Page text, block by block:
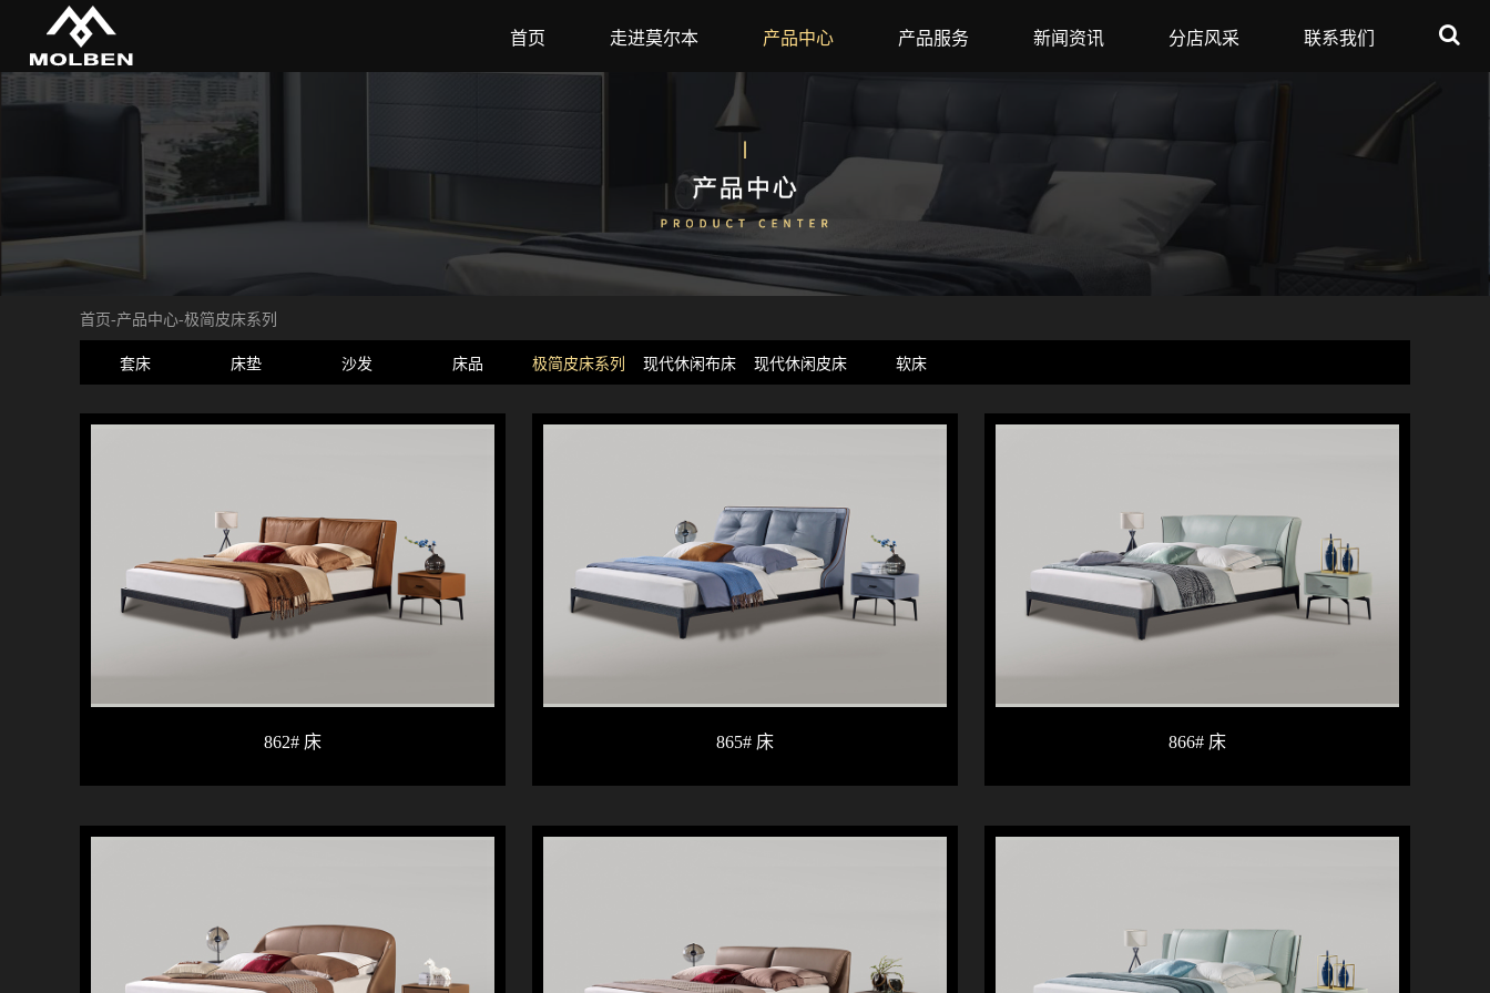
首页 走进莫尔本 产品中心 产品服务 新闻资讯 分店风采 联系我们
首页-产品中心-极简皮床系列
套床 床垫 沙发 床品 极简皮床系列 现代休闲布床 现代休闲皮床 软床
862# 床 865# 床 866# 床